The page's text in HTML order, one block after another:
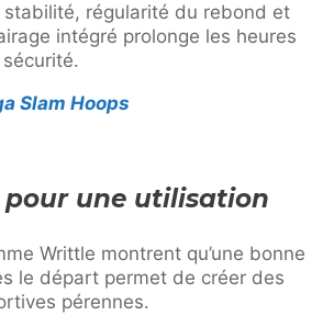
régularité du rebond et
intégré prolonge les heures
Slam Hoops
pour une utilisation
Writtle montrent qu’une bonne
le départ permet de créer des
pérennes.